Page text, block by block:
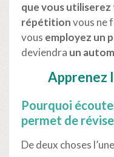
que vous
répétitionvous ne
vous employez un
deviendra un
Apprenez
Pourquoi
permet de
De deux choses